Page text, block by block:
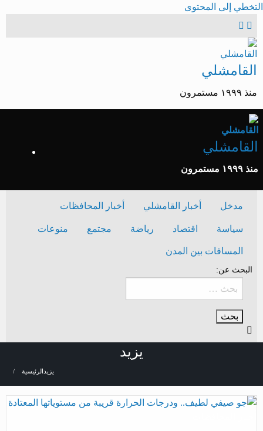
التخطي إلى المحتوى
القامشلي
منذ ١٩٩٩ مستمرون
القامشلي
منذ ١٩٩٩ مستمرون
مدخل أخبار القامشلي أخبار المحافظات
سياسة اقتصاد رياضة مجتمع منوعات
المسافات بين المدن
البحث عن:
يزيد
الرئيسية يزيد